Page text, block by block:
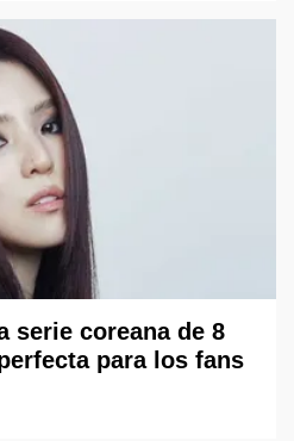
serie coreana de 8
para los fans